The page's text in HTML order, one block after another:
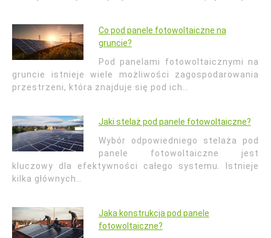
Co pod panele fotowoltaiczne na
gruncie?
Pod panelami fotowoltaicznymi na
gruncie istnieje wiele możliwości zagospodarowania
przestrzeni, która znajduje się pod ich…
Jaki stelaż pod panele fotowoltaiczne?
Wybór odpowiedniego stelaża pod
panele fotowoltaiczne jest
kluczowy dla efektywności całego systemu. Istnieje
kilka głównych…
Jaka konstrukcja pod panele
fotowoltaiczne?